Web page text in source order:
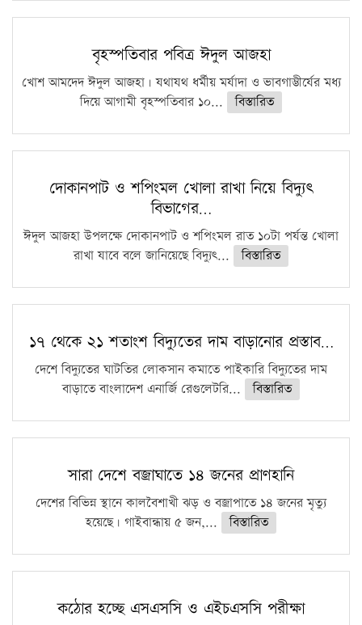
বৃহস্পতিবার পবিত্র ঈদুল আজহা
খোশ আমদেদ ঈদুল আজহা। যথাযথ ধর্মীয় মর্যাদা ও ভাবগাম্ভীর্যের মধ্য
দিয়ে আগামী বৃহস্পতিবার ১০...
বিস্তারিত
দোকানপাট ও শপিংমল খোলা রাখা নিয়ে বিদ্যুৎ
বিভাগের…
ঈদুল আজহা উপলক্ষে দোকানপাট ও শপিংমল রাত ১০টা পর্যন্ত খোলা
রাখা যাবে বলে জানিয়েছে বিদ্যুৎ...
বিস্তারিত
১৭ থেকে ২১ শতাংশ বিদ্যুতের দাম বাড়ানোর প্রস্তাব…
দেশে বিদ্যুতের ঘাটতির লোকসান কমাতে পাইকারি বিদ্যুতের দাম
বাড়াতে বাংলাদেশ এনার্জি রেগুলেটরি...
বিস্তারিত
সারা দেশে বজ্রাঘাতে ১৪ জনের প্রাণহানি
দেশের বিভিন্ন স্থানে কালবৈশাখী ঝড় ও বজ্রাপাতে ১৪ জনের মৃত্যু
হয়েছে। গাইবান্ধায় ৫ জন,...
বিস্তারিত
কঠোর হচ্ছে এসএসসি ও এইচএসসি পরীক্ষা